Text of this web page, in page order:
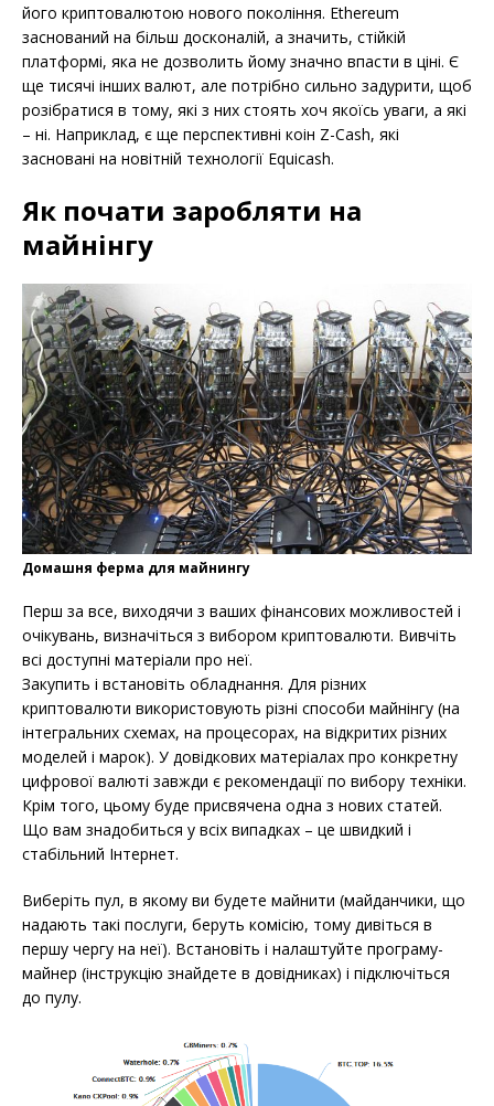
його криптовалютою нового покоління. Ethereum
заснований на більш досконалій, а значить, стійкій
платформі, яка не дозволить йому значно впасти в ціні. Є
ще тисячі інших валют, але потрібно сильно задурити, щоб
розібратися в тому, які з них стоять хоч якоїсь уваги, а які
– ні. Наприклад, є ще перспективні коін Z-Cash, які
засновані на новітній технології Equicash.
Як почати заробляти на
майнінгу
Домашня ферма для майнингу
Перш за все, виходячи з ваших фінансових можливостей і
очікувань, визначіться з вибором криптовалюти. Вивчіть
всі доступні матеріали про неї.
Закупить і встановіть обладнання. Для різних
криптовалюти використовують різні способи майнінгу (на
інтегральних схемах, на процесорах, на відкритих різних
моделей і марок). У довідкових матеріалах про конкретну
цифрової валюті завжди є рекомендації по вибору техніки.
Крім того, цьому буде присвячена одна з нових статей.
Що вам знадобиться у всіх випадках – це швидкий і
стабільний Інтернет.
Виберіть пул, в якому ви будете майнити (майданчики, що
надають такі послуги, беруть комісію, тому дивіться в
першу чергу на неї). Встановіть і налаштуйте програму-
майнер (інструкцію знайдете в довідниках) і підключіться
до пулу.